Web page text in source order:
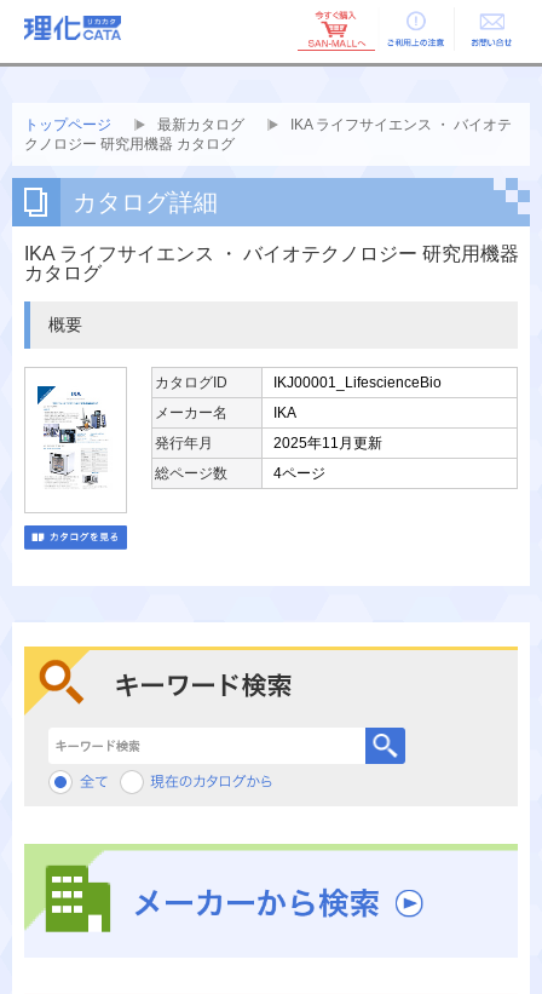
ご利用上の お問い合せ
トップページ 最新カタログ
IKA ライフサイエンス ・ バイオテ
クノロジー 研究用機器 カタログ
カタログ詳細
IKA ライフサイエンス ・ バイオテクノロジー 研究用機器
カタログ
概要
カタログID
IKJ00001_LifescienceBio
メーカー名
IKA
発行年月
2025年11月更新
総ページ数
4ページ
キーワード検索